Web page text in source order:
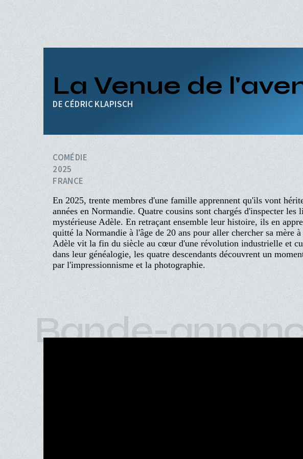
principale
ACCUEIL
ÉVÉNEMENTS
CINÉ-CLUBS
INFOS PRATIQUES
La Venue de
CÉDRIC KLAPISCH
COMÉDIE
2025
FRANCE
En 2025, trente membres d'une famille apprennent qu'ils vont
années en Normandie. Quatre cousins sont chargés d'inspecter
mystérieuse Adèle. En retraçant ensemble leur histoire, ils en
quitté la Normandie à l'âge de 20 ans pour aller chercher sa mère
Adèle vit la fin du siècle au cœur d'une révolution industrielle et
dans leur généalogie, les quatre descendants découvrent un
par l'impressionnisme et la photographie.
Bande-